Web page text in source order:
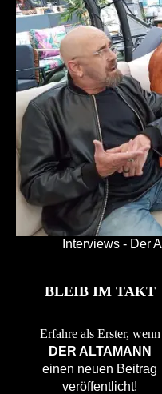
Interviews - Der
BLEIB IM TAKT
Erfahre als Erster, wenn
DER ALTAMANN
einen neuen Beitrag
veröffentlicht!